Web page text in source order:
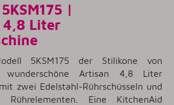
|
4,8 Liter
5KSM175 der Stilikone von
wunderschöne Artisan 4,8 Liter
zwei Edelstahl-Rührschüsseln und
Rührelementen. Eine KitchenAid